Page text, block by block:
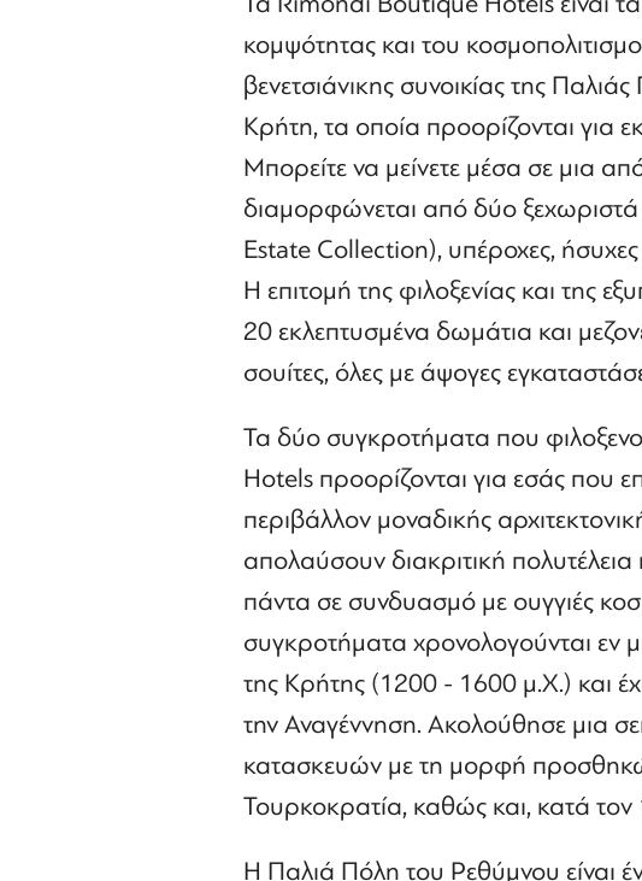
κομψότητας και του
βενετσιάνικης συνοικίας της
Κρήτη, τα οποία προορίζονται για
Μπορείτε να μείνετε μέσα σε μια
διαμορφώνεται από δύο
Estate Collection), υπέροχες, ήσυχες
Η επιτομή της φιλοξενίας και της
20 εκλεπτυσμένα δωμάτια και
σουίτες, όλες με άψογες
Τα δύο συγκροτήματα που
Hotels προορίζονται για εσάς που
περιβάλλον μοναδικής
απολαύσουν διακριτική
πάντα σε συνδυασμό με ουγγιές
συγκροτήματα χρονολογούνται εν
της Κρήτης (1200 - 1600 μ.Χ.) και
την Αναγέννηση. Ακολούθησε μια
κατασκευών με τη μορφή
Τουρκοκρατία, καθώς και, κατά
Η Παλιά Πόλη του Ρεθύμνου είναι